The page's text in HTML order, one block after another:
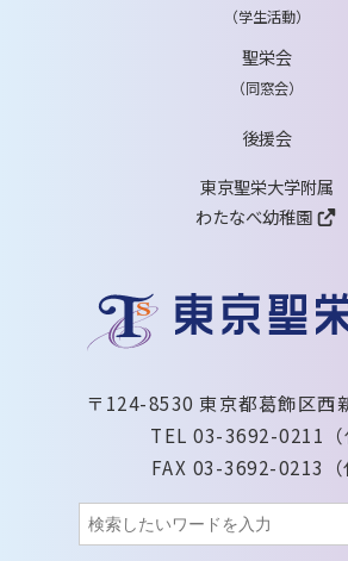
（学生活動）
聖栄会
（同窓会）
後援会
東京聖栄大学附属
わたなべ幼稚園
〒124-8530 東京都葛飾区西
TEL 03-3692-0211（
FAX 03-3692-0213（